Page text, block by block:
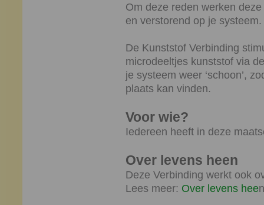
Om deze reden werken
en verstorend op je systeem.
De Kunststof Verbinding
microdeeltjes kunststof via
je systeem weer ‘schoon’,
plaats kan vinden.
Voor wie?
Iedereen heeft in deze
Over levens heen
Deze Verbinding werkt ook
Lees meer: Over levens heen